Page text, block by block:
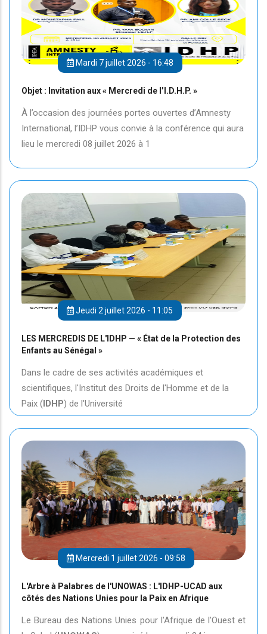
Mardi 7 juillet 2026 - 16:48
Objet : Invitation aux « Mercredi de l’I.D.H.P. »
À l’occasion des journées portes ouvertes d’Amnesty
International, l’IDHP vous convie à la conférence qui aura
lieu le mercredi 08 juillet 2026 à 1
Jeudi 2 juillet 2026 - 11:05
LES MERCREDIS DE L'IDHP — « État de la Protection des
Enfants au Sénégal »
Dans le cadre de ses activités académiques et
scientifiques, l'Institut des Droits de l'Homme et de la
Paix (IDHP) de l'Université
Mercredi 1 juillet 2026 - 09:58
L'Arbre à Palabres de l'UNOWAS : L'IDHP-UCAD aux
côtés des Nations Unies pour la Paix en Afrique
Le Bureau des Nations Unies pour l'Afrique de l'Ouest et